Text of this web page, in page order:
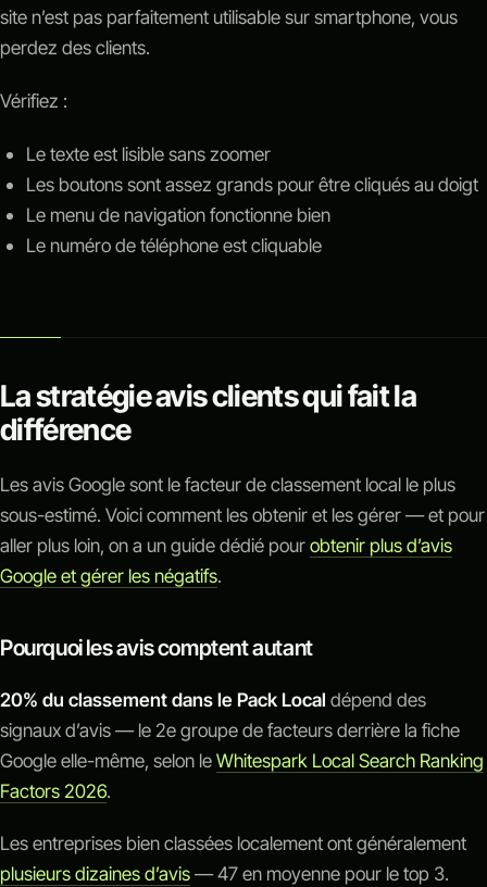
site n’est pas parfaitement utilisable sur smartphone, vous
perdez des clients.
Vérifiez :
Le texte est lisible sans zoomer
Les boutons sont assez grands pour être cliqués au doigt
Le menu de navigation fonctionne bien
Le numéro de téléphone est cliquable
La stratégie avis clients qui fait la
différence
Les avis Google sont le facteur de classement local le plus
sous-estimé. Voici comment les obtenir et les gérer — et pour
aller plus loin, on a un guide dédié pourobtenir plus d’avis
Google et gérer les négatifs.
Pourquoi les avis comptent autant
20% du classement dans le Pack Local dépend des
signaux d’avis — le 2e groupe de facteurs derrière la fiche
Google elle-même, selon leWhitespark Local Search Ranking
Factors 2026.
Les entreprises bien classées localement ont généralement
plusieurs dizaines d’avis— 47 en moyenne pour le top 3.